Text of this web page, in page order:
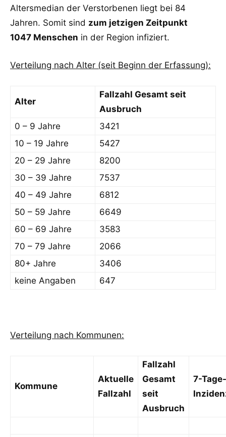
Altersmedian der Verstorbenen liegt bei 84
Jahren. Somit sind zum jetzigen Zeitpunkt
1047 Menschen in der Region infiziert.
Verteilung nach Alter (seit Beginn der Erfassung):
Alter
Fallzahl Gesamt seit
Ausbruch
0 – 9 Jahre
3421
10 – 19 Jahre
5427
20 – 29 Jahre
8200
30 – 39 Jahre
7537
40 – 49 Jahre
6812
50 – 59 Jahre
6649
60 – 69 Jahre
3583
70 – 79 Jahre
2066
80+ Jahre
3406
keine Angaben
647
Verteilung nach Kommunen:
Kommune
Aktuelle
Fallzahl
Fallzahl
Gesamt
seit
Ausbruch
7-Tage-